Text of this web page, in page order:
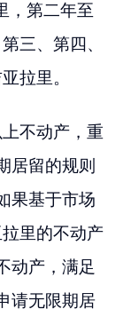
，第二年至
三、第四、
拉里。
不动产，重
居留的规则
果基于市场
里的不动产
动产，满足
请无限期居